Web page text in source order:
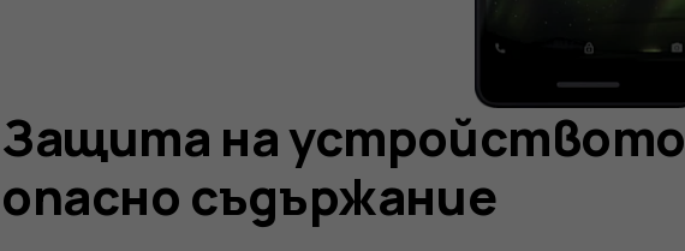
Защита на
опасно съдържание